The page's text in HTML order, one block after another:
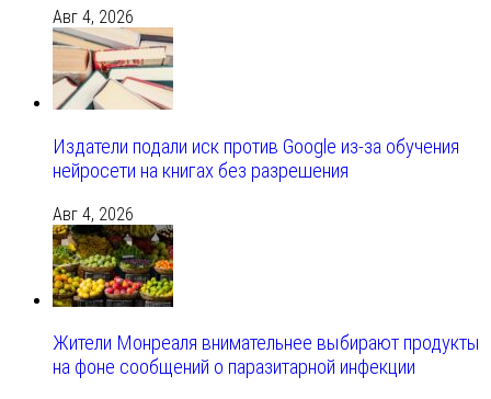
Авг 4, 2026
Издатели подали иск против Google из‑за обучения
нейросети на книгах без разрешения
Авг 4, 2026
Жители Монреаля внимательнее выбирают продукты
на фоне сообщений о паразитарной инфекции